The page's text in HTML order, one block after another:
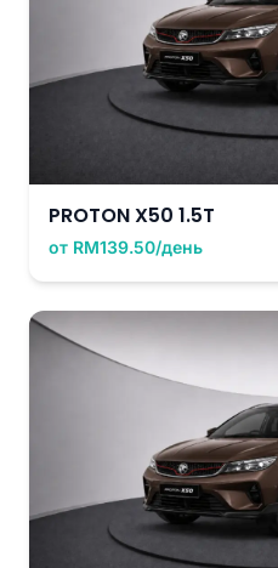
PROTON X50 1.5T
от RM139.50/день